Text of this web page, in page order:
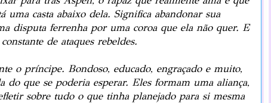
uma casta abaixo dela. Significa abandonar sua
disputa ferrenha por uma coroa que ela não quer. E
de ataques rebeldes.
o príncipe. Bondoso, educado, engraçado e muito,
do que se poderia esperar. Eles formam uma aliança,
sobre tudo o que tinha planejado para si mesma